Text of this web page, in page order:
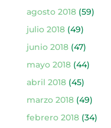
agosto 2018(59)
julio 2018(49)
junio 2018(47)
mayo 2018(44)
abril 2018(45)
marzo 2018(49)
febrero 2018(34)